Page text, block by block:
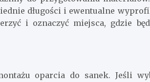
długości i ewentualne
i oznaczyć miejsca, gdzie
oparcia do sanek. Jeśli